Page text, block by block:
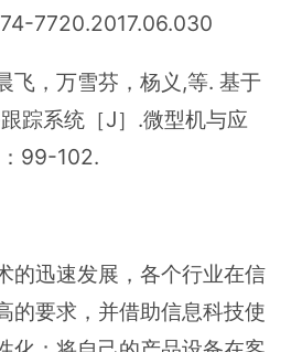
7720.2017.06.030
飞，万雪芬，杨义,等. 基于
踪系统［J］.微型机与应
99-102.
迅速发展，各个行业在信
的要求，并借助信息科技使